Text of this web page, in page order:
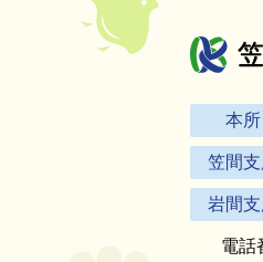
本所
笠間
岩間
電話